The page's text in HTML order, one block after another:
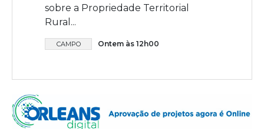
sobre a Propriedade Territorial
Rural...
CAMPO Ontem às 12h00